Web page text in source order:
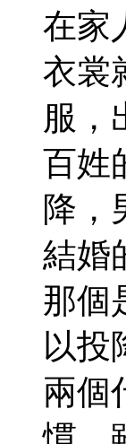
在家
衣裳
服，
百姓
降，
結婚
那個
以投
兩個